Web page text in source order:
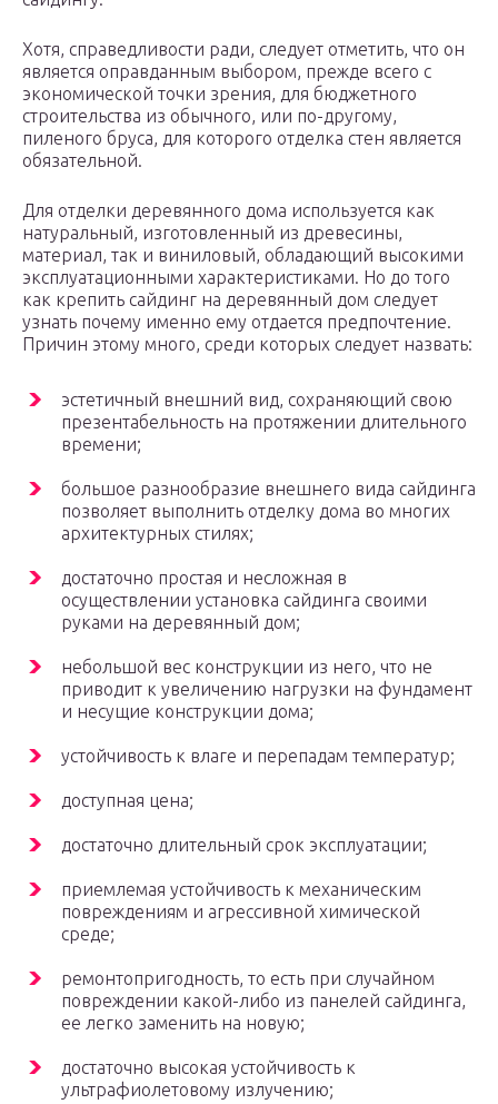
Хотя, справедливости ради, следует отметить, что он
является оправданным выбором, прежде всего с
экономической точки зрения, для бюджетного
строительства из обычного, или по-другому,
пиленого бруса, для которого отделка стен является
обязательной.
Для отделки деревянного дома используется как
натуральный, изготовленный из древесины,
материал, так и виниловый, обладающий высокими
эксплуатационными характеристиками. Но до того
как крепить сайдинг на деревянный дом следует
узнать почему именно ему отдается предпочтение.
Причин этому много, среди которых следует назвать:
эстетичный внешний вид, сохраняющий свою
презентабельность на протяжении длительного
времени;
большое разнообразие внешнего вида сайдинга
позволяет выполнить отделку дома во многих
архитектурных стилях;
достаточно простая и несложная в
осуществлении установка сайдинга своими
руками на деревянный дом;
небольшой вес конструкции из него, что не
приводит к увеличению нагрузки на фундамент
и несущие конструкции дома;
устойчивость к влаге и перепадам температур;
доступная цена;
достаточно длительный срок эксплуатации;
приемлемая устойчивость к механическим
повреждениям и агрессивной химической
среде;
ремонтопригодность, то есть при случайном
повреждении какой-либо из панелей сайдинга,
ее легко заменить на новую;
достаточно высокая устойчивость к
ультрафиолетовому излучению;